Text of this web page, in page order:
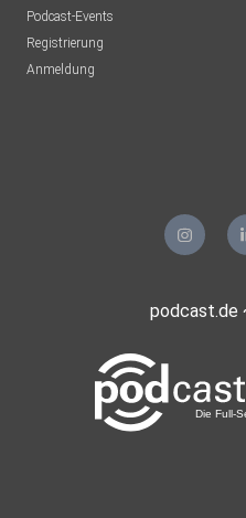
Podcast-Events
Registrierung
Anmeldung
podcast.de